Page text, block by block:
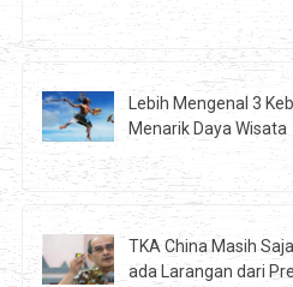
Lebih Mengenal 3
Menarik Daya Wisata
TKA China Masih
ada Larangan dari